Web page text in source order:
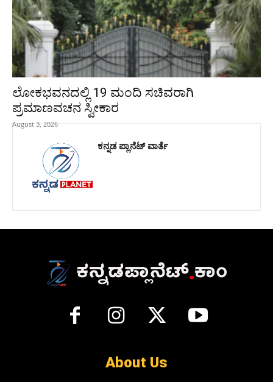
ಲೋಕಭವನದಲ್ಲಿ 19 ಮಂದಿ ಸಚಿವರಾಗಿ
ಪ್ರಮಾಣವಚನ ಸ್ವೀಕಾರ
August 3, 2026
ಕನ್ನಡ ಪ್ಲಾನೆಟ್ ವಾರ್ತೆ
About Us